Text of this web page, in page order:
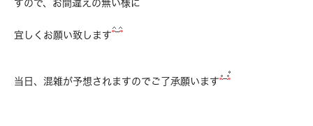
すので、お間違えの無い様に
宜しくお願い致します
当日、混雑が予想されますのでご了承願います